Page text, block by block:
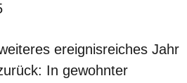
ereignisreiches Jahr
In gewohnter